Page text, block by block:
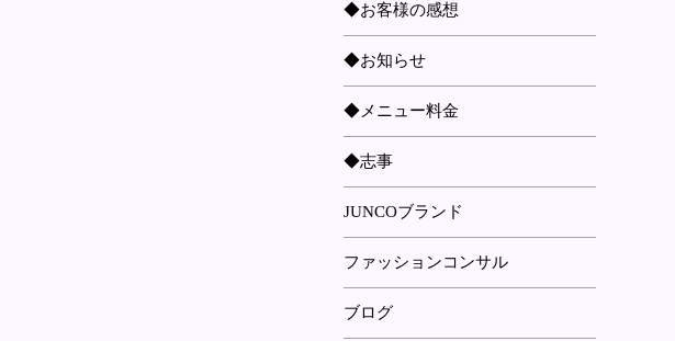
◆お客様の感想
◆お知らせ
◆メニュー料金
◆志事
JUNCOブランド
ファッションコンサル
ブログ